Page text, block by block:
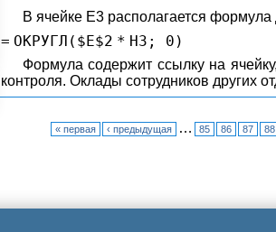
В ячейке Е3 располагается формула
= ОКРУГЛ($E$2 * H3; 0 )
Формула содержит ссылку на
контроля. Оклады сотрудников других
« первая ‹ предыдущая … 85 86 87 88